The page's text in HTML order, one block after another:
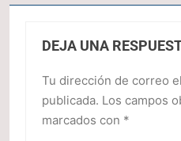
DEJA UNA
Tu dirección de correo
publicada. Los campos
marcados con *